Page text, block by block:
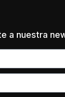
a nuestra